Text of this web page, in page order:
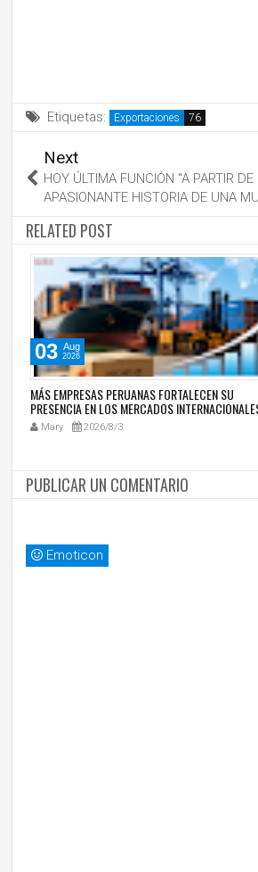
Etiquetas: Exportaciones
Next
HOY ÚLTIMA FUNCIÓN "A PARTIR DE
APASIONANTE HISTORIA DE UNA
RELATED POST
03 Aug
2026
MÁS EMPRESAS PERUANAS FORTALECEN SU
PRESENCIA EN LOS MERCADOS
DURANTE EL 2026
Mary 2026/8/3
PUBLICAR UN COMENTARIO
Emoticon